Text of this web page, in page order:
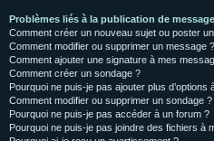
Problèmes liés à la publication de
Comment créer un nouveau sujet ou poster
Comment modifier ou supprimer un message ?
Comment ajouter une signature à mes
Comment créer un sondage ?
Pourquoi ne puis-je pas ajouter plus d’options
Comment modifier ou supprimer un sondage ?
Pourquoi ne puis-je pas accéder à un forum ?
Pourquoi ne puis-je pas joindre des fichiers à